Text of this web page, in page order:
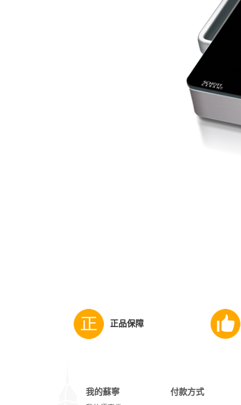
正品保障
我的蘇寧 付款方式